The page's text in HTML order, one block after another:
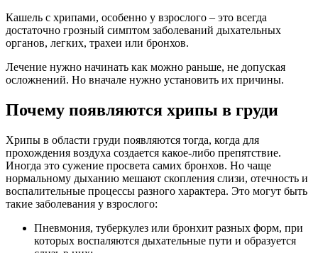
Кашель с хрипами, особенно у взрослого – это всегда
достаточно грозный симптом заболеваний дыхательных
органов, легких, трахеи или бронхов.
Лечение нужно начинать как можно раньше, не допуская
осложнений. Но вначале нужно установить их причины.
Почему появляются хрипы в груди
Хрипы в области груди появляются тогда, когда для
прохождения воздуха создается какое-либо препятствие.
Иногда это сужение просвета самих бронхов. Но чаще
нормальному дыханию мешают скопления слизи, отечность и
воспалительные процессы разного характера. Это могут быть
такие заболевания у взрослого:
Пневмония, туберкулез или бронхит разных форм, при
которых воспаляются дыхательные пути и образуется